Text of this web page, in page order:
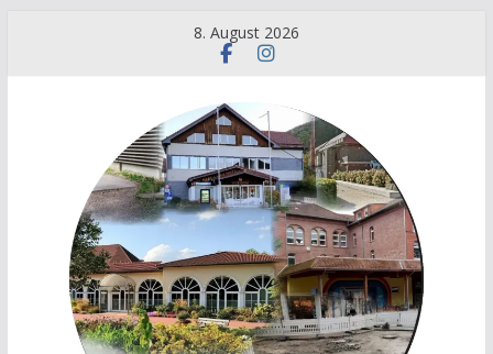
8. August 2026